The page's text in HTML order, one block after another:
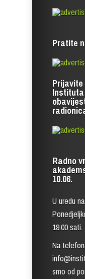
Pratite
Radno
10.06.
U uredu
19.00 sati.
Na
smo od